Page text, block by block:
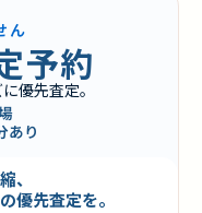
ん
予約
優先査定。
あり
、
優先査定を。